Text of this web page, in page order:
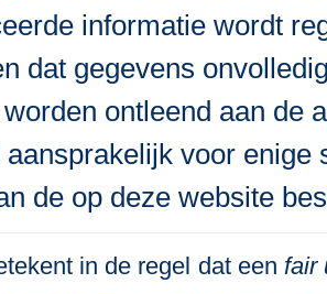
informatie wordt
dat gegevens
ontleend aan de
voor
de op deze website
in de regel dat een fair